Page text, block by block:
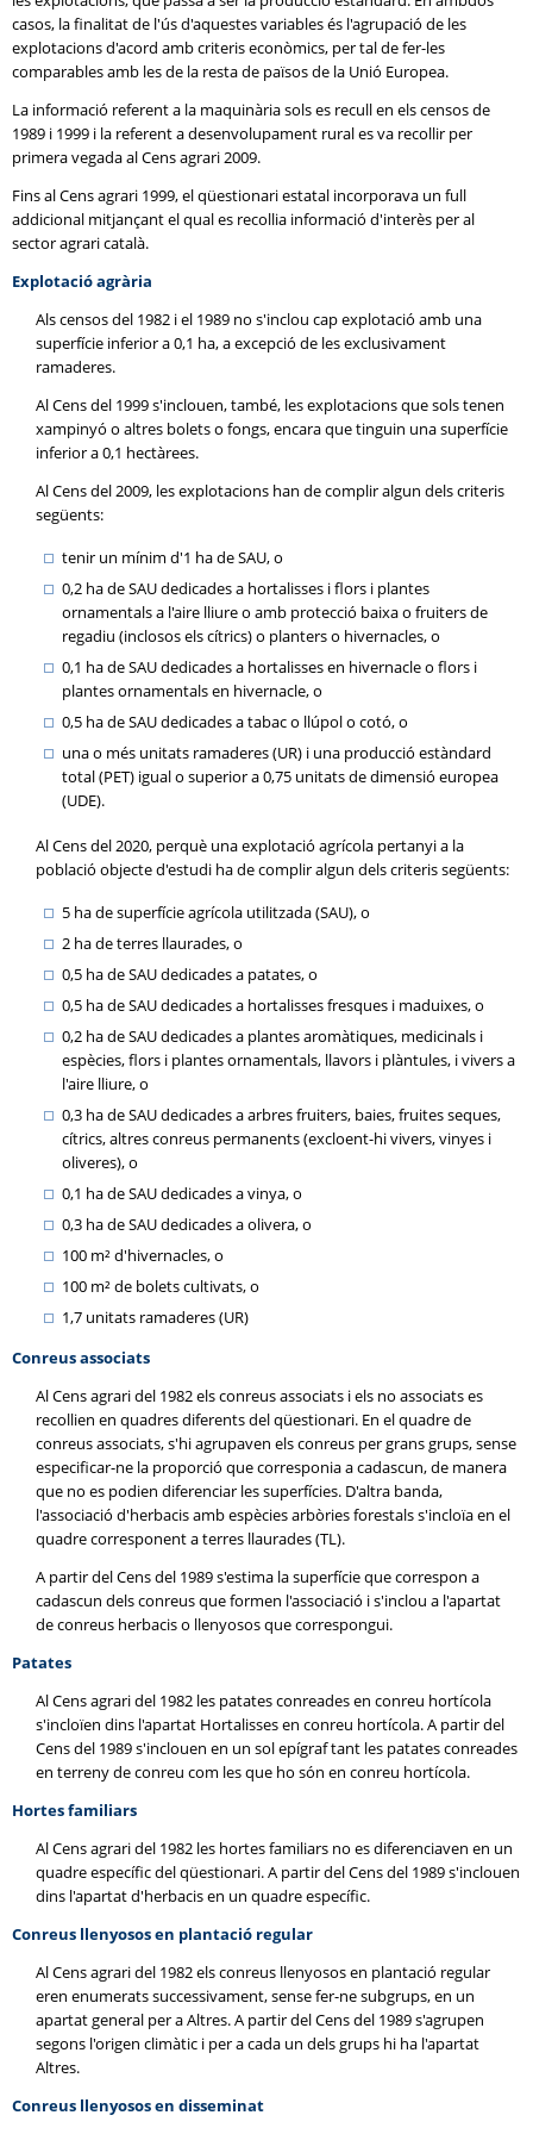
casos, la finalitat de l'ús d'aquestes variables és l'agrupació de les
explotacions d'acord amb criteris econòmics, per tal de fer-les
comparables amb les de la resta de països de la Unió Europea.
La informació referent a la maquinària sols es recull en els censos de
1989 i 1999 i la referent a desenvolupament rural es va recollir per
primera vegada al Cens agrari 2009.
Fins al Cens agrari 1999, el qüestionari estatal incorporava un full
addicional mitjançant el qual es recollia informació d'interès per al
sector agrari català.
Explotació agrària
Als censos del 1982 i el 1989 no s'inclou cap explotació amb una
superfície inferior a 0,1 ha, a excepció de les exclusivament
ramaderes.
Al Cens del 1999 s'inclouen, també, les explotacions que sols tenen
xampinyó o altres bolets o fongs, encara que tinguin una superfície
inferior a 0,1 hectàrees.
Al Cens del 2009, les explotacions han de complir algun dels criteris
següents:
tenir un mínim d'1 ha de SAU, o
0,2 ha de SAU dedicades a hortalisses i flors i plantes
ornamentals a l'aire lliure o amb protecció baixa o fruiters de
regadiu (inclosos els cítrics) o planters o hivernacles, o
0,1 ha de SAU dedicades a hortalisses en hivernacle o flors i
plantes ornamentals en hivernacle, o
0,5 ha de SAU dedicades a tabac o llúpol o cotó, o
una o més unitats ramaderes (UR) i una producció estàndard
total (PET) igual o superior a 0,75 unitats de dimensió europea
(UDE).
Al Cens del 2020, perquè una explotació agrícola pertanyi a la
població objecte d'estudi ha de complir algun dels criteris següents:
5 ha de superfície agrícola utilitzada (SAU), o
2 ha de terres llaurades, o
0,5 ha de SAU dedicades a patates, o
0,5 ha de SAU dedicades a hortalisses fresques i maduixes, o
0,2 ha de SAU dedicades a plantes aromàtiques, medicinals i
espècies, flors i plantes ornamentals, llavors i plàntules, i vivers a
l'aire lliure, o
0,3 ha de SAU dedicades a arbres fruiters, baies, fruites seques,
cítrics, altres conreus permanents (excloent-hi vivers, vinyes i
oliveres), o
0,1 ha de SAU dedicades a vinya, o
0,3 ha de SAU dedicades a olivera, o
100 m² d'hivernacles, o
100 m² de bolets cultivats, o
1,7 unitats ramaderes (UR)
Conreus associats
Al Cens agrari del 1982 els conreus associats i els no associats es
recollien en quadres diferents del qüestionari. En el quadre de
conreus associats, s'hi agrupaven els conreus per grans grups, sense
especificar-ne la proporció que corresponia a cadascun, de manera
que no es podien diferenciar les superfícies. D'altra banda,
l'associació d'herbacis amb espècies arbòries forestals s'incloïa en el
quadre corresponent a terres llaurades (TL).
A partir del Cens del 1989 s'estima la superfície que correspon a
cadascun dels conreus que formen l'associació i s'inclou a l'apartat
de conreus herbacis o llenyosos que correspongui.
Patates
Al Cens agrari del 1982 les patates conreades en conreu hortícola
s'incloïen dins l'apartat Hortalisses en conreu hortícola. A partir del
Cens del 1989 s'inclouen en un sol epígraf tant les patates conreades
en terreny de conreu com les que ho són en conreu hortícola.
Hortes familiars
Al Cens agrari del 1982 les hortes familiars no es diferenciaven en un
quadre específic del qüestionari. A partir del Cens del 1989 s'inclouen
dins l'apartat d'herbacis en un quadre específic.
Conreus llenyosos en plantació regular
Al Cens agrari del 1982 els conreus llenyosos en plantació regular
eren enumerats successivament, sense fer-ne subgrups, en un
apartat general per a Altres. A partir del Cens del 1989 s'agrupen
segons l'origen climàtic i per a cada un dels grups hi ha l'apartat
Altres.
Conreus llenyosos en disseminat